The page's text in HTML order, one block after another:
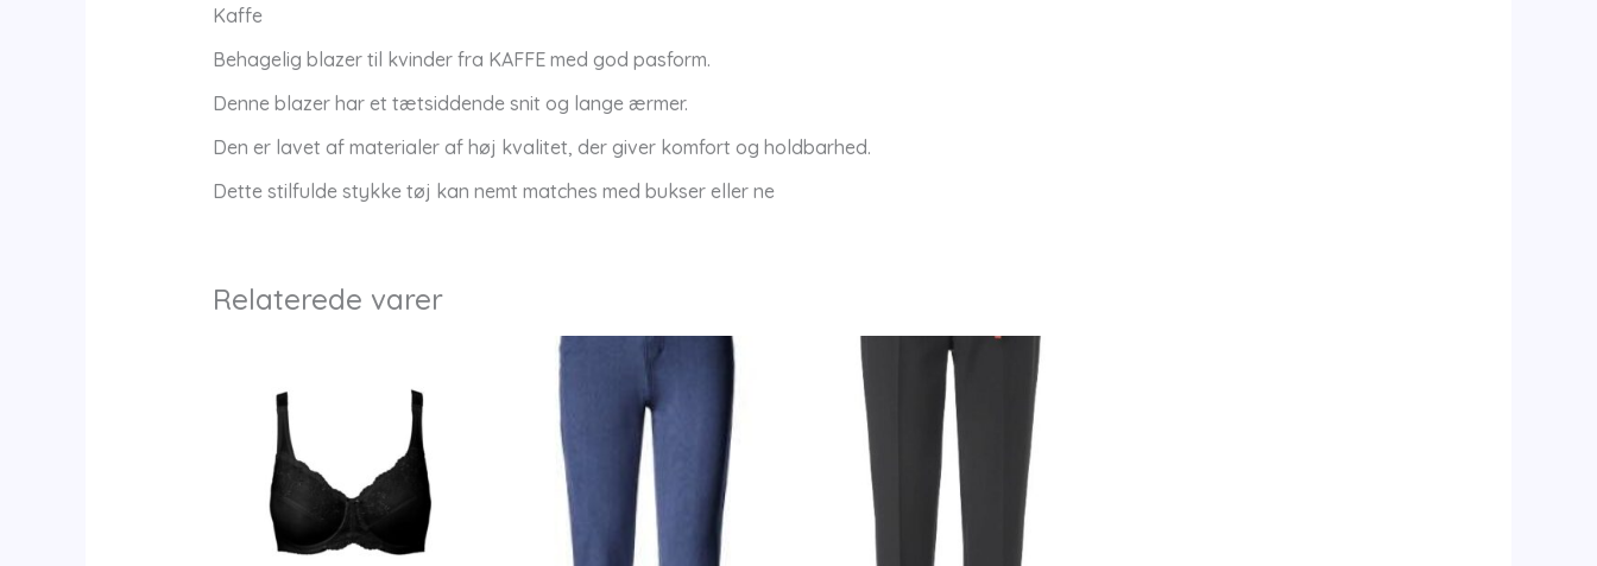
Kaffe
Behagelig blazer til kvinder fra KAFFE med god pasform.
Denne blazer har et tætsiddende snit og lange ærmer.
Den er lavet af materialer af høj kvalitet, der giver komfort og holdbarhed.
Dette stilfulde stykke tøj kan nemt matches med bukser eller ne
Relaterede varer